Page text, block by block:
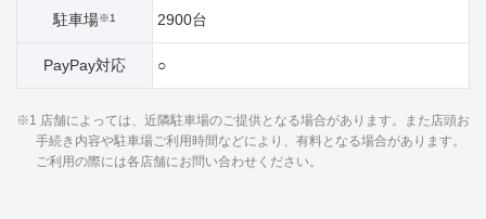
駐車場※1 2900台
PayPay対応 ○
※1 店舗によっては、近隣駐車場のご提供となる場合があります。また店頭お
手続き内容や駐車場ご利用時間などにより、有料となる場合があります。
ご利用の際には各店舗にお問い合わせください。